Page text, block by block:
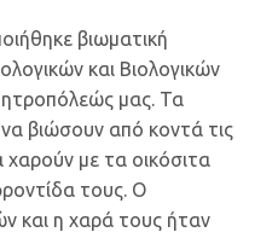
βιωματική
και Βιολογικών
μας. Τα
να βιώσουν από κοντά τις
χαρούν με τα οικόσιτα
τους. Ο
και η χαρά τους ήταν